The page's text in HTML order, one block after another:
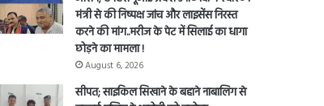
मंत्री से की निष्पक्ष जांच और लाइसेंस निरस्त
करने की मांग..मरीज के पेट में सिलाई का धागा
छोड़ने का मामला !
August 6, 2026
सीपत; साइकिल सिखाने के बहाने नाबालिग से